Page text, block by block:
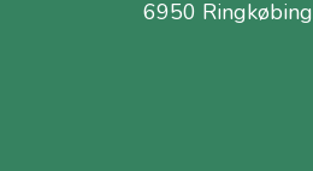
6950 Ringkøbing